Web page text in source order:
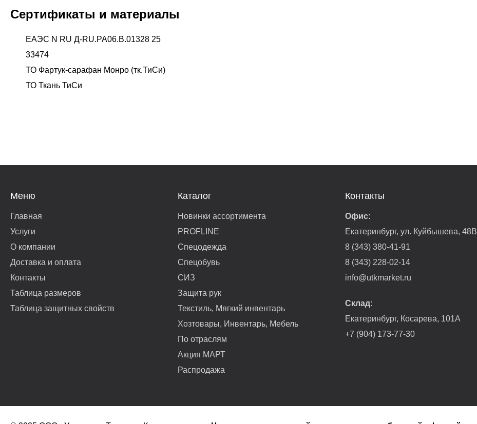
Сертификаты и материалы
ЕАЭС N RU Д-RU.PA06.B.01328 25
33474
ТО Фартук-сарафан Монро (тк.ТиСи)
ТО Ткань ТиСи
Меню
Главная
Услуги
О компании
Доставка и оплата
Контакты
Таблица размеров
Таблица защитных свойств
Каталог
Новинки ассортимента
PROFLINE
Спецодежда
Спецобувь
СИЗ
Защита рук
Текстиль, Мягкий инвентарь
Хозтовары, Инвентарь, Мебель
По отраслям
Акция МАРТ
Распродажа
Контакты
Офис:
Екатеринбург, ул. Куйбышева, 48В
8 (343) 380-41-91
8 (343) 228-02-14
info@utkmarket.ru
Склад:
Екатеринбург, Косарева, 101А
+7 (904) 173-77-30